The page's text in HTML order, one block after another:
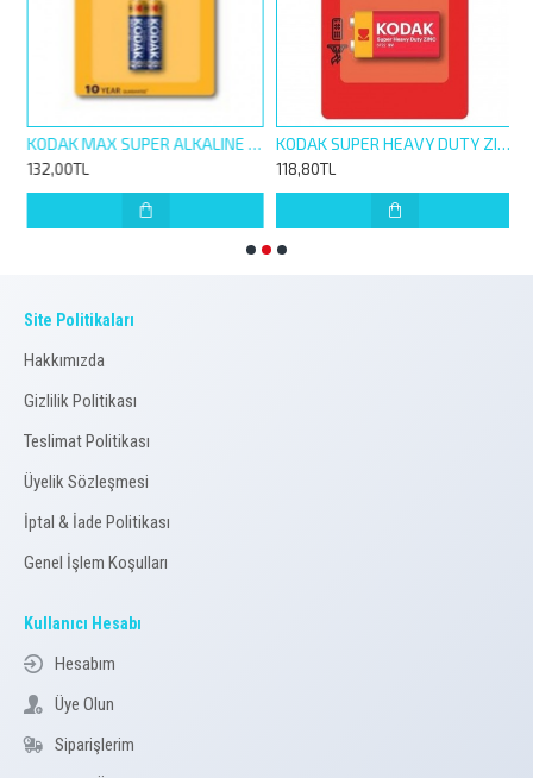
KODAK MAX SUPER ALKALINE İNCE KALEM PİL 1,5V 2Lİ BLİSTER
132,00TL
KODAK SUPER HEAVY DUTY ZINC PİL 9 V BLİSTER
118,80TL
Site Politikaları
Hakkımızda
Gizlilik Politikası
Teslimat Politikası
Üyelik Sözleşmesi
İptal & İade Politikası
Genel İşlem Koşulları
Kullanıcı Hesabı
Hesabım
Üye Olun
Siparişlerim